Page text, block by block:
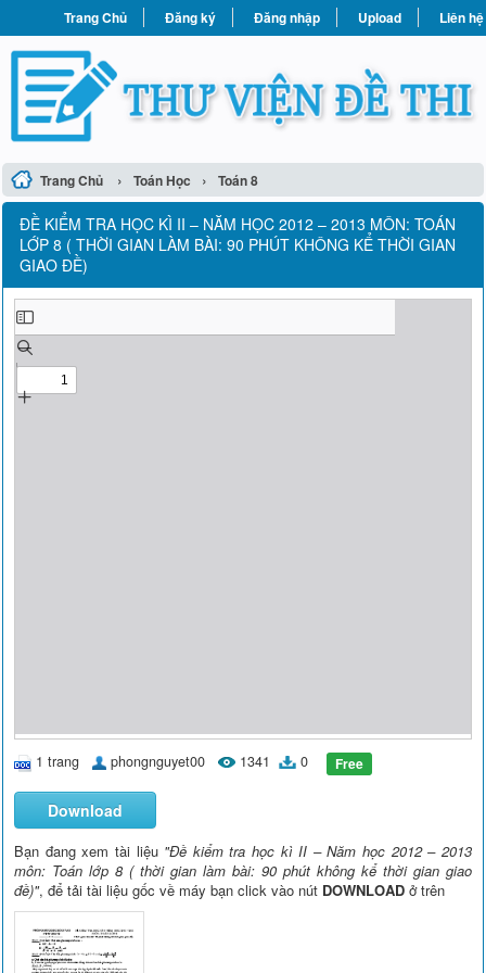
Trang Chủ Đăng ký Đăng nhập Upload Liên hệ
Trang Chủ › Toán Học › Toán 8
ĐỀ KIỂM TRA HỌC KÌ II – NĂM HỌC 2012 – 2013 MÔN: TOÁN
LỚP 8 ( THỜI GIAN LÀM BÀI: 90 PHÚT KHÔNG KỂ THỜI GIAN
GIAO ĐỀ)
1 trang phongnguyet00 1341 0 Free
Download
Bạn đang xem tài liệu "Đề kiểm tra học kì II – Năm học 2012 – 2013
môn: Toán lớp 8 ( thời gian làm bài: 90 phút không kể thời gian giao
đề)", để tải tài liệu gốc về máy bạn click vào nút DOWNLOAD ở trên